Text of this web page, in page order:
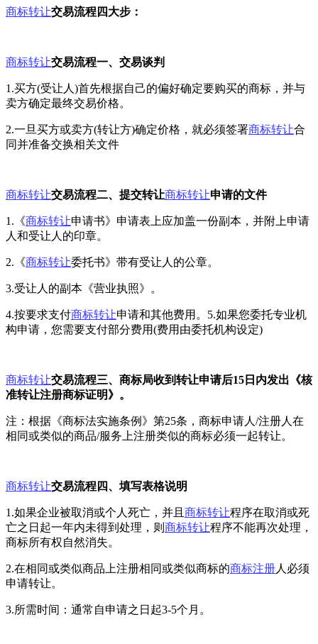
商标转让交易流程四大步：
商标转让交易流程一、交易谈判
1.买方(受让人)首先根据自己的偏好确定要购买的商标，并与
卖方确定最终交易价格。
2.一旦买方或卖方(转让方)确定价格，就必须签署商标转让合
同并准备交换相关文件
商标转让交易流程二、提交转让商标转让申请的文件
1.《商标转让申请书》申请表上应加盖一份副本，并附上申请
人和受让人的印章。
2.《商标转让委托书》带有受让人的公章。
3.受让人的副本《营业执照》。
4.按要求支付商标转让申请和其他费用。5.如果您委托专业机
构申请，您需要支付部分费用(费用由委托机构设定)
商标转让交易流程三、商标局收到转让申请后15日内发出《核
准转让注册商标证明》。
注：根据《商标法实施条例》第25条，商标申请人/注册人在
相同或类似的商品/服务上注册类似的商标必须一起转让。
商标转让交易流程四、填写表格说明
1.如果企业被取消或个人死亡，并且 商标转让程序在取消或死
亡之日起一年内未得到处理，则 商标转让程序不能再次处理，
商标所有权自然消失。
2.在相同或类似商品上注册相同或类似商标的商标注册人必须
申请转让。
3.所需时间：通常自申请之日起3-5个月。